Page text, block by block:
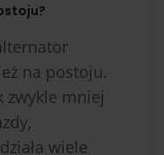
na postoju.
zwykle mniej
wiele